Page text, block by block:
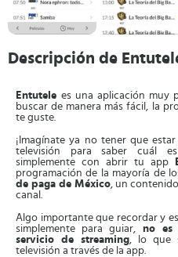
Descripción de
Entutele es una aplicación muy
buscar de manera más fácil, la
te guste.
¡Imagínate ya no tener que
televisión para saber cuál
simplemente con abrir tu app
programación de la mayoría de
de paga de México, un
canal.
Algo importante que recordar y
simplemente para guiar, no es
servicio de streaming, lo que
televisión a través de la app.